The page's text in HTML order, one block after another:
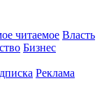
читаемое Власть
Бизнес
Реклама